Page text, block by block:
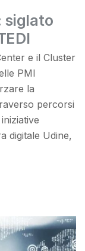
siglato
e il Cluster
PMI
la
percorsi
digitale Udine,